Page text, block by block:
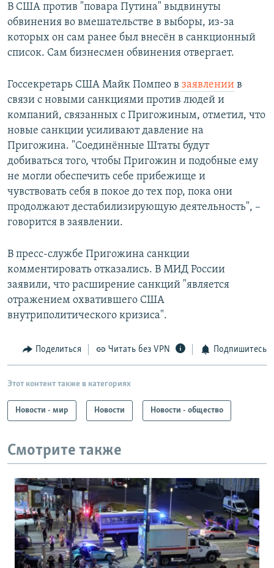
В США против "повара Путина" выдвинуты
обвинения во вмешательстве в выборы, из-за
которых он сам ранее был внесён в санкционный
список. Сам бизнесмен обвинения отвергает.
Госсекретарь США Майк Помпео в заявлении в
связи с новыми санкциями против людей и
компаний, связанных с Пригожиным, отметил, что
новые санкции усиливают давление на
Пригожина. "Соединённые Штаты будут
добиваться того, чтобы Пригожин и подобные ему
не могли обеспечить себе прибежище и
чувствовать себя в покое до тех пор, пока они
продолжают дестабилизирующую деятельность", –
говорится в заявлении.
В пресс-службе Пригожина санкции
комментировать отказались. В МИД России
заявили, что расширение санкций "является
отражением охватившего США
внутриполитического кризиса".
Поделиться Читать без VPN Подпишитесь
Этот контент также в категориях
Новости - мир Новости Новости - общество
Смотрите также